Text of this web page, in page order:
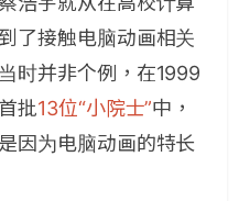
了接触电脑动画相关
时并非个例，在1999
批13位“小院士”中，
因为电脑动画的特长